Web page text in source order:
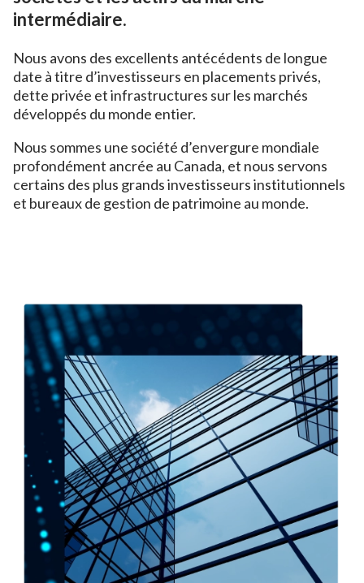
intermédiaire.
Nous avons des excellents antécédents de longue
date à titre d’investisseurs en placements privés,
dette privée et infrastructures sur les marchés
développés du monde entier.
Nous sommes une société d’envergure mondiale
profondément ancrée au Canada, et nous servons
certains des plus grands investisseurs institutionnels
et bureaux de gestion de patrimoine au monde.